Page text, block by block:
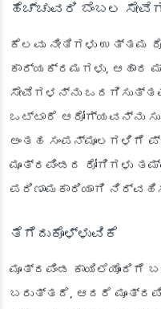
ಹೆಚ್ಚುವರಿ ಬೆಂಬಲ
ಕೆಲವು ನೀತಿಗಳು ಉತ್ತಮ
ಕಾರ್ಯಕ್ರಮಗಳು, ಆಹಾರ
ಸೇವೆಗಳನ್ನು
ಒಟ್ಟಾರೆ ಆರೋಗ್ಯವನ್ನು
ಅಂತಹ ಸಂಪನ್ಮೂಲಗಳಿಗೆ
ಮೂತ್ರಪಿಂಡದ ರೋಗಿಗಳು
ಪರಿಣಾಮಕಾರಿಯಾಗಿ
ತೆಗೆದುಕೊಳ್ಳುವಿಕೆ
ಮೂತ್ರಪಿಂಡ ಕಾಯಿಲೆಯೊಂದಿಗೆ
ಬರುತ್ತದೆ, ಆದರೆ